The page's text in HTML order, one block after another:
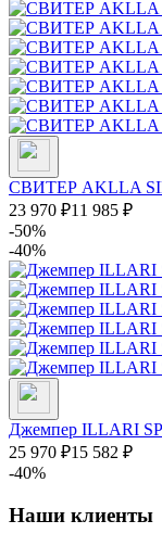
СВИТЕР AKLLA
23 970 ₽11 985 ₽
-50%
-40%
Джемпер ILLARI
25 970 ₽15 582 ₽
-40%
Наши клиенты